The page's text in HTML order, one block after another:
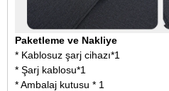
Paketleme ve Nakliye
* Kablosuz şarj cihazı*1
* Şarj kablosu*1
* Ambalaj kutusu * 1